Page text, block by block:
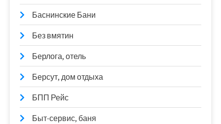
Баснинские Бани
Без вмятин
Берлога, отель
Берсут, дом отдыха
БПП Рейс
Быт-сервис, баня